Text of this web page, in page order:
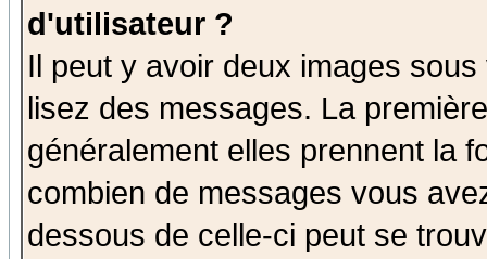
d'utilisateur ?
Il peut y avoir deux images
lisez des messages. La
généralement elles prennent la
combien de messages vous
dessous de celle-ci peut se